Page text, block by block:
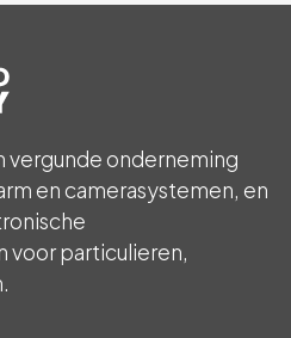
vergunde onderneming
en camerasystemen, en
voor particulieren,